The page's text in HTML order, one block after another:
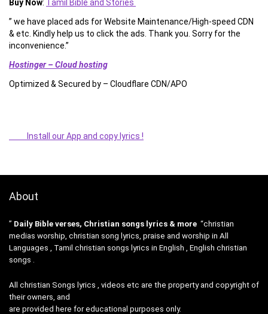
Buy Now: Tamil Bible and Stories
” we have placed ads for Website Maintenance/High-speed CDN
& etc. Kindly help us to click the ads. Thank you. Sorry for the
inconvenience.”
Hostinger – Cloud hosting
Optimized & Secured by – Cloudflare CDN/APO
Install our App and copy lyrics !
About
” Daily Bible verses, Christian songs lyrics & more “christian
medias worship, christian song lyrics, praise and worship in All
Languages , Tamil christian songs lyrics in English , English christian
songs .
All christian Songs lyrics , videos etc are the property and copyright of
their owners, and
are provided here for educational purposes only.